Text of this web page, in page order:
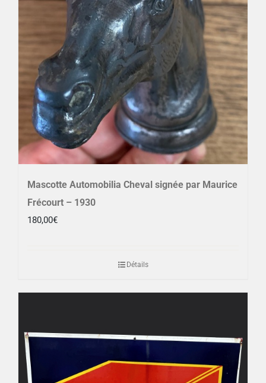
Mascotte Automobilia Cheval signée par Maurice
Frécourt – 1930
180,00€
Détails